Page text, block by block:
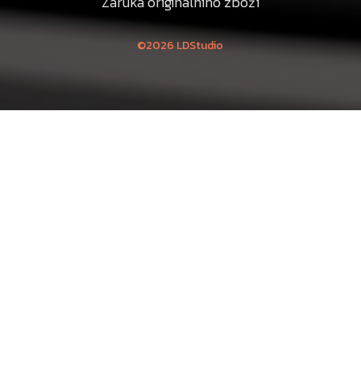
©2026 LDStudio